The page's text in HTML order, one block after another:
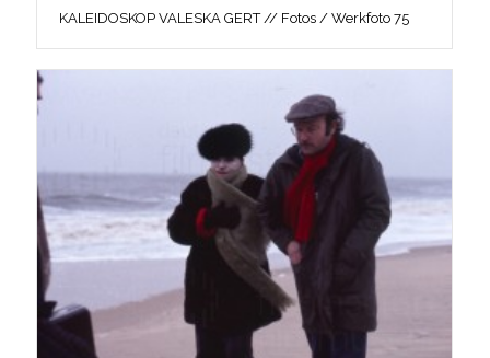
KALEIDOSKOP VALESKA GERT // Fotos / Werkfoto 75